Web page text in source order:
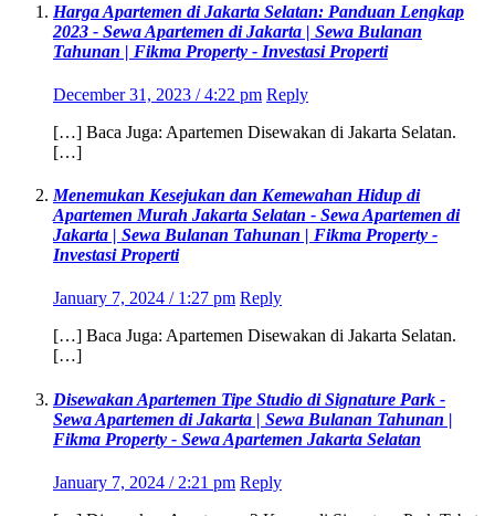
Harga Apartemen di Jakarta Selatan: Panduan Lengkap
2023 - Sewa Apartemen di Jakarta | Sewa Bulanan
Tahunan | Fikma Property - Investasi Properti
December 31, 2023 / 4:22 pm Reply
[…] Baca Juga: Apartemen Disewakan di Jakarta Selatan.
[…]
Menemukan Kesejukan dan Kemewahan Hidup di
Apartemen Murah Jakarta Selatan - Sewa Apartemen di
Jakarta | Sewa Bulanan Tahunan | Fikma Property -
Investasi Properti
January 7, 2024 / 1:27 pm Reply
[…] Baca Juga: Apartemen Disewakan di Jakarta Selatan.
[…]
Disewakan Apartemen Tipe Studio di Signature Park -
Sewa Apartemen di Jakarta | Sewa Bulanan Tahunan |
Fikma Property - Sewa Apartemen Jakarta Selatan
January 7, 2024 / 2:21 pm Reply